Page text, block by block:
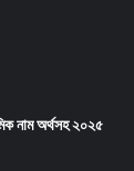
নাম অর্থসহ ২০২৫